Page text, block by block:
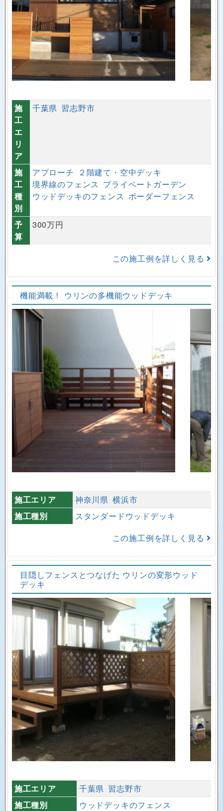
施
工
エ
リ
ア
千葉県 習志野市
施
工
種
別
アプローチ
２階建て・空中デッキ
境界線のフェンス プライベートガーデン
ウッドデッキのフェンス ボーダーフェンス
予
算
300万円
この施工例を詳しく見る
機能満載！ ウリンの多機能ウッドデッキ
施工エリア 神奈川県 横浜市
施工種別
スタンダードウッドデッキ
この施工例を詳しく見る
目隠しフェンスとつなげた ウリンの変形ウッド
デッキ
施工エリア 千葉県 習志野市
施工種別
ウッドデッキのフェンス